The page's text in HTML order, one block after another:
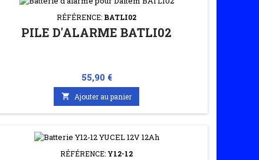
RÉFÉRENCE: BATLI02
PILE D'ALARME BATLI02
Prix
55,90 €
 Ajouter au panier
RÉFÉRENCE: Y12-12